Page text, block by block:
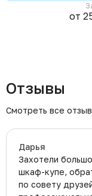
от
Отзывы
Смотреть все
Дарья
Захотели
шкаф-купе,
по совету